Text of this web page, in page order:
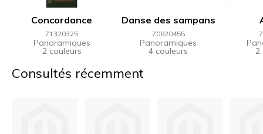
Concordance
71320325
Panoramiques
2 couleurs
Danse des sampans
70820455
Panoramiques
4 couleurs 2
Consultés récemment